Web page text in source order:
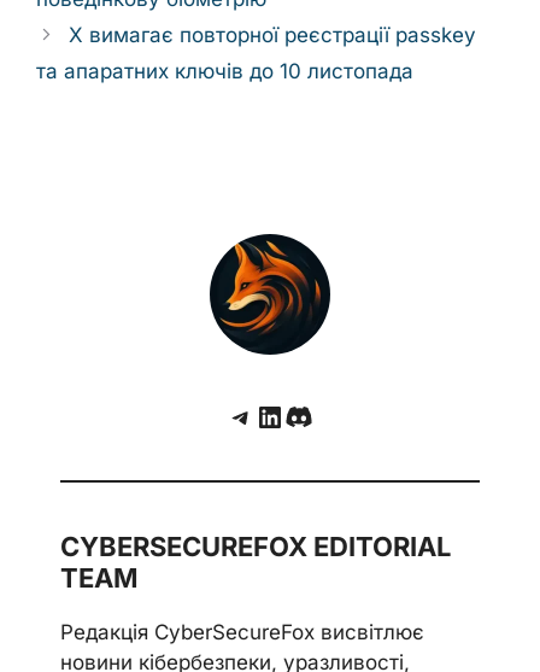
X вимагає повторної реєстрації passkey
та апаратних ключів до 10 листопада
Telegram
LinkedIn
Discord
CYBERSECUREFOX EDITORIAL
TEAM
Редакція CyberSecureFox висвітлює
новини кібербезпеки, уразливості,